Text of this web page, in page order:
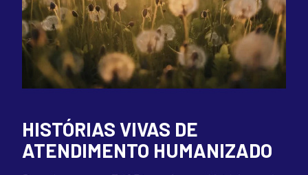
HISTÓRIAS VIVAS DE
ATENDIMENTO HUMANIZADO